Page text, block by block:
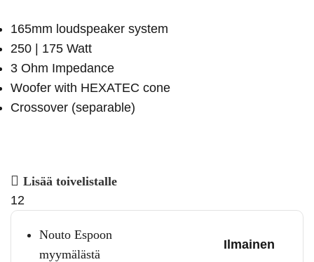
165mm loudspeaker system
250 | 175 Watt
3 Ohm Impedance
Woofer with HEXATEC cone
Crossover (separable)
Lisää toivelistalle
12
Nouto Espoon
myymälästä
Ilmainen